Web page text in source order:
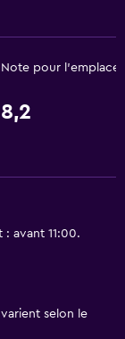
Note pour
8,2
avant 11:00.
selon le